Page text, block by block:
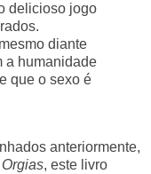
delicioso jogo
diante
a humanidade
que o sexo é
anteriormente,
Orgias, este livro